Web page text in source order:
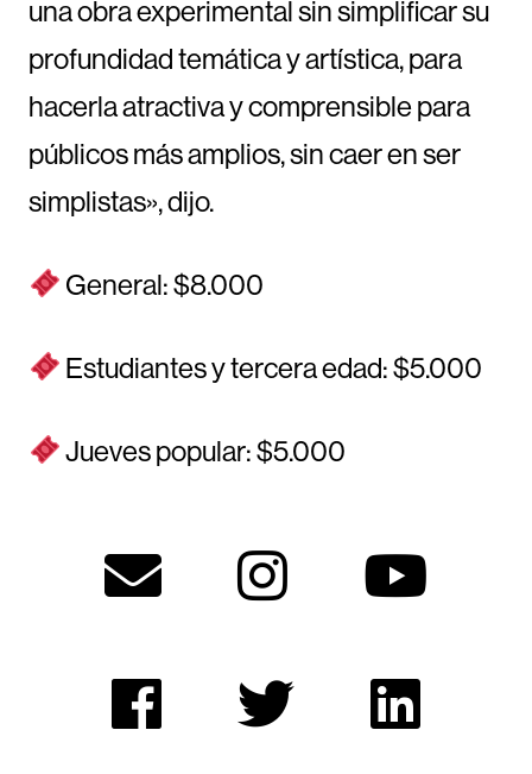
una obra experimental sin simplificar su
profundidad temática y artística, para
hacerla atractiva y comprensible para
públicos más amplios, sin caer en ser
simplistas», dijo.
General: $8.000
Estudiantes y tercera edad: $5.000
Jueves popular: $5.000